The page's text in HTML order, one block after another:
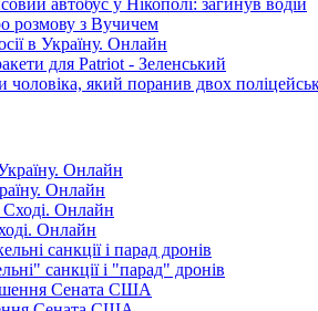
автобус у Нікополі: загинув водій
розмову з Вучичем
в Україну. Онлайн
для Patriot - Зеленський
чоловіка, який поранив двох
Онлайн
Онлайн
санкції і "парад" дронів